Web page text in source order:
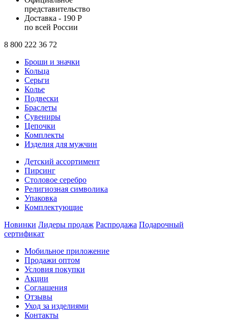
представительство
Доставка - 190 Р
по всей России
8 800 222 36 72
Броши и значки
Кольца
Серьги
Колье
Подвески
Браслеты
Сувениры
Цепочки
Комплекты
Изделия для мужчин
Детский ассортимент
Пирсинг
Столовое серебро
Религиозная символика
Упаковка
Комплектующие
Новинки Лидеры продаж Распродажа Подарочный
сертификат
Мобильное приложение
Продажи оптом
Условия покупки
Акции
Соглашения
Отзывы
Уход за изделиями
Контакты